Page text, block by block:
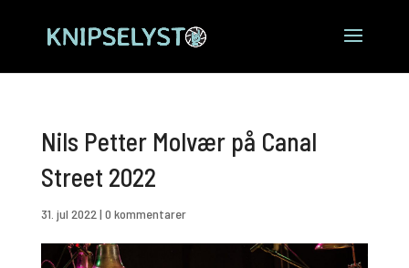
Nils Petter Molvær på Canal
Street 2022
31. jul 2022 | 0 kommentarer